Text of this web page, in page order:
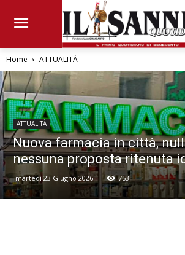
Home ATTUALITÀ
ATTUALITÀ
Nuova farmacia in città,
nessuna proposta ritenuta
martedì 23 Giugno 2026 753